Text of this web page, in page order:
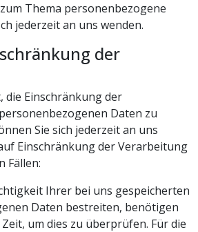
Thema personenbezogene
jederzeit an uns wenden.
der
die Einschränkung der
Daten zu
Sie sich jederzeit an uns
Einschränkung der Verarbeitung
Fällen:
Ihrer bei uns gespeicherten
Daten bestreiten, benötigen
um dies zu überprüfen. Für die